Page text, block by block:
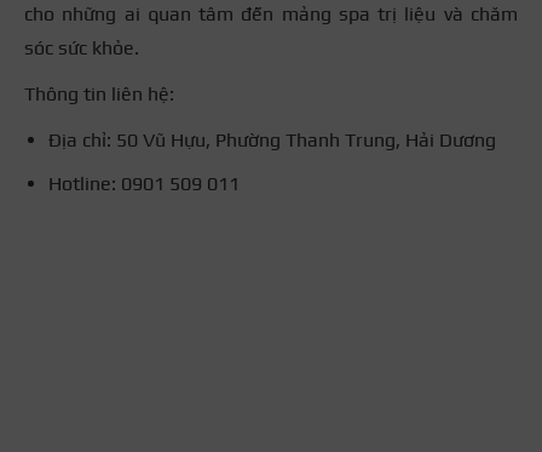
cho những ai quan tâm đến mảng spa trị liệu và chăm
sóc sức khỏe.
Thông tin liên hệ:
Địa chỉ: 50 Vũ Hựu, Phường Thanh Trung, Hải Dương
Hotline: 0901 509 011